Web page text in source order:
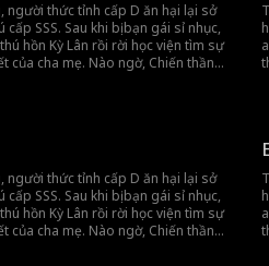
người thức tỉnh cấp D ăn hại lại sở
cấp SSS. Sau khi bị bạn gái sỉ nhục,
hồn Kỳ Lân rồi rời học viện tìm sự
của cha mẹ. Nào ngờ, Chiến thần
người thức tỉnh cấp D ăn hại lại sở
cấp SSS. Sau khi bị bạn gái sỉ nhục,
hồn Kỳ Lân rồi rời học viện tìm sự
của cha mẹ. Nào ngờ, Chiến thần